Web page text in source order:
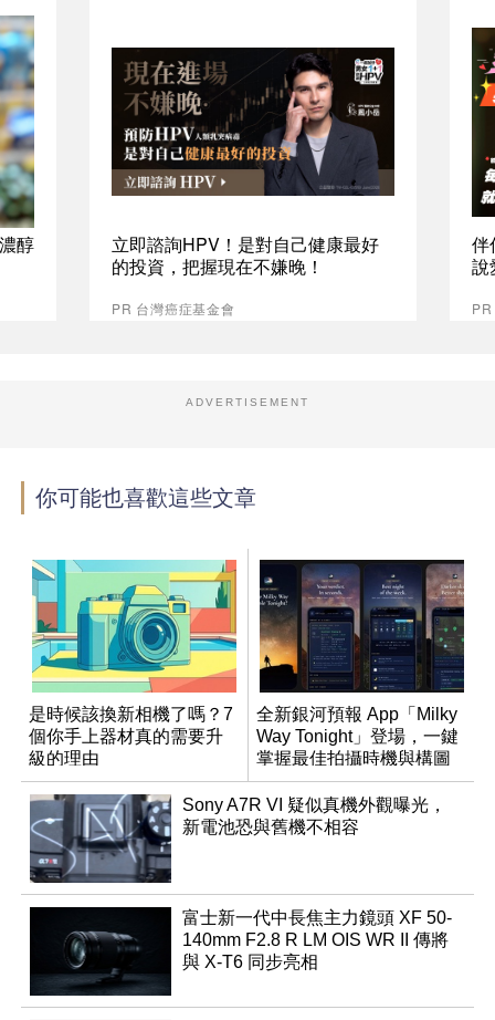
醇
立即諮詢HPV！是對自己健康最好
的投資，把握現在不嫌晚！
PR 台灣癌症基金會
伴
說
ADVERTISEMENT
你可能也喜歡這些文章
是時候該換新相機了嗎？7
個你手上器材真的需要升
級的理由
全新銀河預報 App「Milky
Way Tonight」登場，一鍵
掌握最佳拍攝時機與構圖
Sony A7R VI 疑似真機外觀曝光，
新電池恐與舊機不相容
富士新一代中長焦主力鏡頭 XF 50-
140mm F2.8 R LM OIS WR II 傳將
與 X-T6 同步亮相